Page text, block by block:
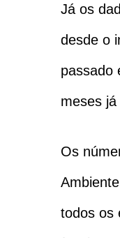
Já os
desde o
passado
meses
Os
todos os